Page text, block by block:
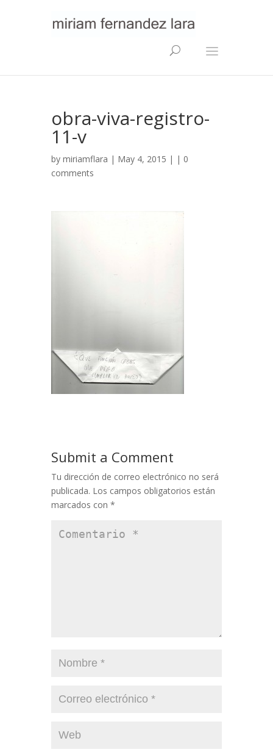
obra-viva-registro-
11-v
by miriamflara | May 4, 2015 | | 0
comments
Submit a Comment
Tu dirección de correo electrónico no será
publicada. Los campos obligatorios están
marcados con *